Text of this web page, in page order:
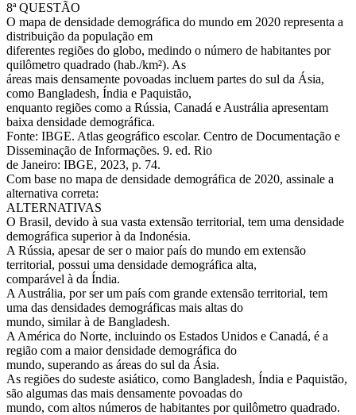
8ª QUESTÃO
O mapa de densidade demográfica do mundo em 2020 representa a
distribuição da população em
diferentes regiões do globo, medindo o número de habitantes por
quilômetro quadrado (hab./km²). As
áreas mais densamente povoadas incluem partes do sul da Ásia,
como Bangladesh, Índia e Paquistão,
enquanto regiões como a Rússia, Canadá e Austrália apresentam
baixa densidade demográfica.
Fonte: IBGE. Atlas geográfico escolar. Centro de Documentação e
Disseminação de Informações. 9. ed. Rio
de Janeiro: IBGE, 2023, p. 74.
Com base no mapa de densidade demográfica de 2020, assinale a
alternativa correta:
ALTERNATIVAS
O Brasil, devido à sua vasta extensão territorial, tem uma densidade
demográfica superior à da Indonésia.
A Rússia, apesar de ser o maior país do mundo em extensão
territorial, possui uma densidade demográfica alta,
comparável à da Índia.
A Austrália, por ser um país com grande extensão territorial, tem
uma das densidades demográficas mais altas do
mundo, similar à de Bangladesh.
A América do Norte, incluindo os Estados Unidos e Canadá, é a
região com a maior densidade demográfica do
mundo, superando as áreas do sul da Ásia.
As regiões do sudeste asiático, como Bangladesh, Índia e Paquistão,
são algumas das mais densamente povoadas do
mundo, com altos números de habitantes por quilômetro quadrado.